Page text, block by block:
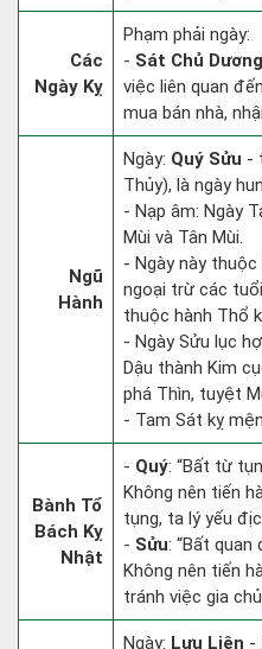
Các
Ngày Kỵ
Phạm phải ngày:
- Sát Chủ Dương
việc liên quan
mua bán nhà,
Ngũ
Hành
Ngày: Quý Sửu -
Thủy), là ngày
- Nạp âm: Ngày
Mùi và Tân Mùi.
- Ngày này
ngoại trừ các
thuộc hành Thổ
- Ngày Sửu lục
Dậu thành Kim
phá Thìn, tuyệt
- Tam Sát kỵ
Bành Tổ
Bách Kỵ
Nhật
- Quý: “Bất từ
Không nên tiến
tụng, ta lý yếu
- Sửu: “Bất
Không nên tiến
tránh việc gia
Ngày: Lưu Liên -